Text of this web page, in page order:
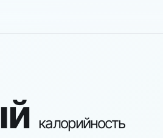
калорийность